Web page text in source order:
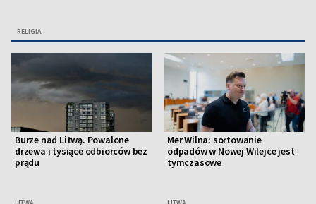
RELIGIA
Burze nad Litwą. Powalone
drzewa i tysiące odbiorców bez
prądu
Mer Wilna: sortowanie
odpadów w Nowej Wilejce jest
tymczasowe